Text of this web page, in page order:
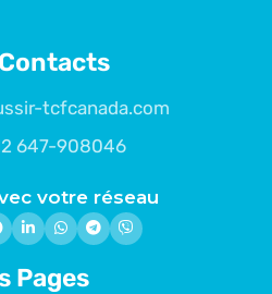
tcfcanada.com
647-908046
votre réseau
Pages